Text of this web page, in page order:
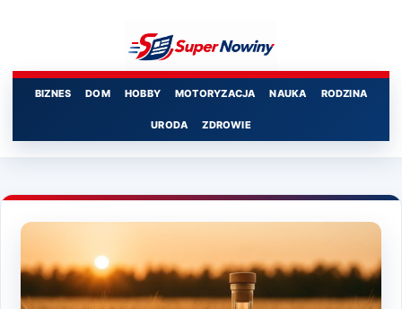
BIZNES DOM HOBBY MOTORYZACJA NAUKA RODZINA
URODA ZDROWIE